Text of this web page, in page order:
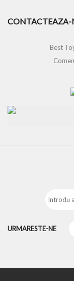
CONTACTEAZA-
Best
URMARESTE-NE